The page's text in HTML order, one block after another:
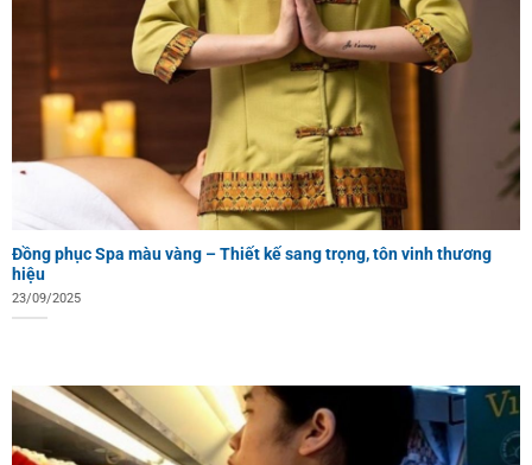
Đồng phục Spa màu vàng – Thiết kế sang trọng, tôn vinh thương
hiệu
23/09/2025